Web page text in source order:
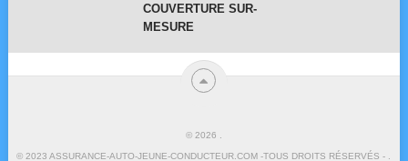
COUVERTURE SUR-
MESURE
© 2026
© 2023 ASSURANCE-AUTO-JEUNE-CONDUCTEUR.COM -TOUS DROITS RÉSERVÉS - .